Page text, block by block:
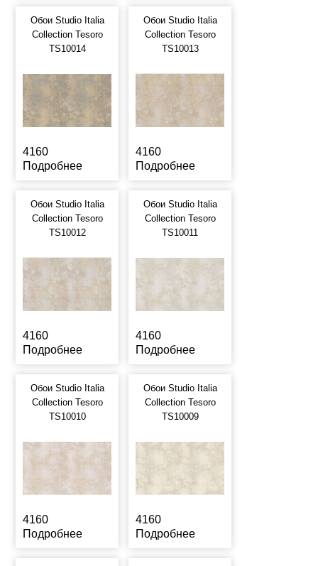
Обои Studio Italia
Collection Tesoro
TS10014
4160
Подробнее
Обои Studio Italia
Collection Tesoro
TS10013
4160
Подробнее
Обои Studio Italia
Collection Tesoro
TS10012
4160
Подробнее
Обои Studio Italia
Collection Tesoro
TS10011
4160
Подробнее
Обои Studio Italia
Collection Tesoro
TS10010
4160
Подробнее
Обои Studio Italia
Collection Tesoro
TS10009
4160
Подробнее